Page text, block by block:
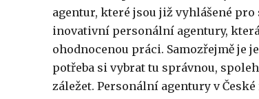
agentur, které jsou již vyhlášené pro
inovativní personální agentury,
ohodnocenou práci. Samozřejmě je
potřeba si vybrat tu správnou,
záležet. Personální agentury v